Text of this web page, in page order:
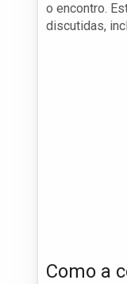
o encontro.
discutidas,
Como a